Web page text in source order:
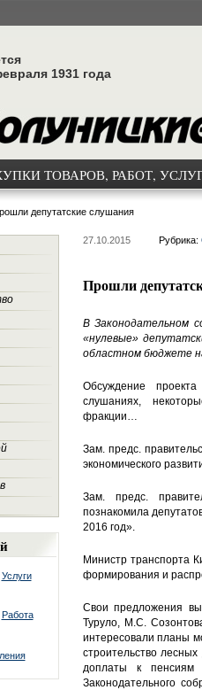
1931 года
ТОВАРОВ, РАБОТ,
депутатские слушания
Услуги
Работа
27.10.2015 Рубрика:
Прошли
В Законодательном
«нулевые»
областном бюджете
Обсуждение
слушаниях,
фракции…
Зам. предс.
экономического
Зам. предс.
познакомила
2016 год».
Министр транспорта
формирования и
Свои предложения
Туруло, М.С.
интересовали планы
строительство
доплаты к пенсиям
Законодательного